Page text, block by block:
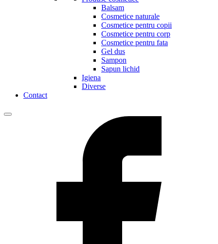
Balsam
Cosmetice naturale
Cosmetice pentru copii
Cosmetice pentru corp
Cosmetice pentru fata
Gel dus
Sampon
Sapun lichid
Igiena
Diverse
Contact